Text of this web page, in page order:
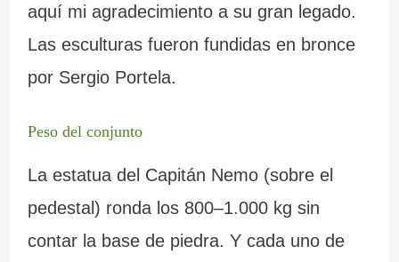
aquí mi agradecimiento a su gran legado.
Las esculturas fueron fundidas en bronce
por Sergio Portela.
Peso del conjunto
La estatua del Capitán Nemo (sobre el
pedestal) ronda los 800–1.000 kg sin
contar la base de piedra. Y cada uno de